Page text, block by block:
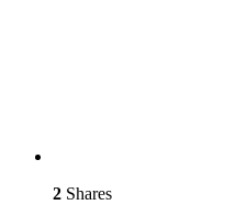
2 Shares